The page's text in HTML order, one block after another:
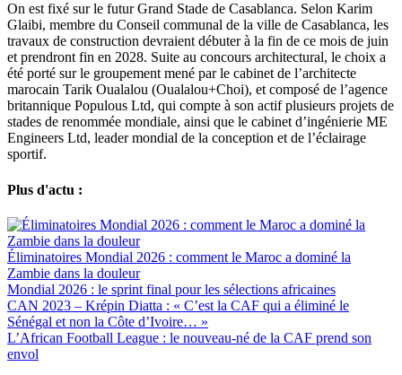
On est fixé sur le futur Grand Stade de Casablanca. Selon Karim
Glaibi, membre du Conseil communal de la ville de Casablanca, les
travaux de construction devraient débuter à la fin de ce mois de juin
et prendront fin en 2028. Suite au concours architectural, le choix a
été porté sur le groupement mené par le cabinet de l’architecte
marocain Tarik Oualalou (Oualalou+Choi), et composé de l’agence
britannique Populous Ltd, qui compte à son actif plusieurs projets de
stades de renommée mondiale, ainsi que le cabinet d’ingénierie ME
Engineers Ltd, leader mondial de la conception et de l’éclairage
sportif.
Plus d'actu :
Éliminatoires Mondial 2026 : comment le Maroc a dominé la
Zambie dans la douleur
Mondial 2026 : le sprint final pour les sélections africaines
CAN 2023 – Krépin Diatta : « C’est la CAF qui a éliminé le
Sénégal et non la Côte d’Ivoire… »
L’African Football League : le nouveau-né de la CAF prend son
envol